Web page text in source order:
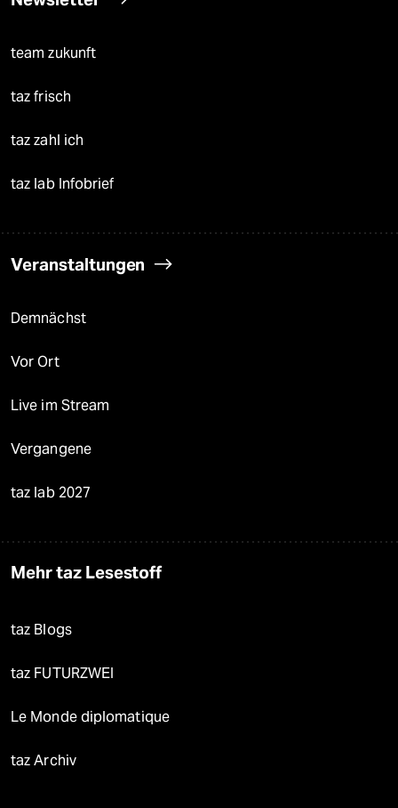
team zukunft
taz frisch
taz zahl ich
taz lab Infobrief
Veranstaltungen
Demnächst
Vor Ort
Live im Stream
Vergangene
taz lab 2027
Mehr taz Lesestoff
taz Blogs
taz FUTURZWEI
Le Monde diplomatique
taz Archiv